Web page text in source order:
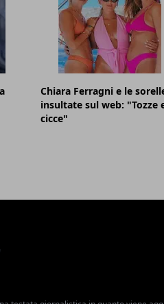
Chiara Ferragni e le
insultate sul web: "Tozze
cicce"